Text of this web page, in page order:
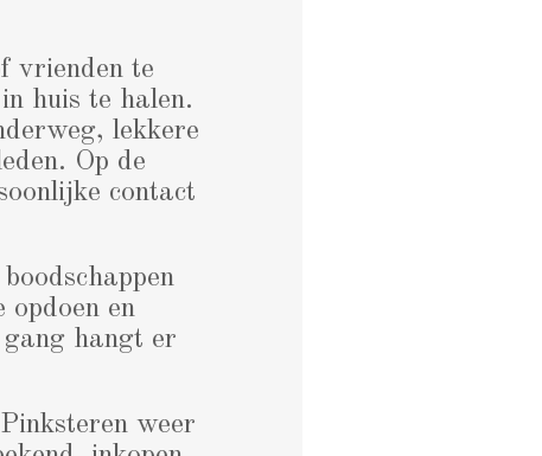
vrienden te
huis te halen.
lekkere
Op de
contact
opdoen en
hangt er
weer